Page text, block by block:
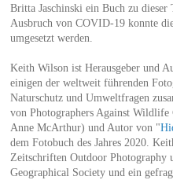
Britta Jaschinski ein Buch zu dieser
Ausbruch von COVID-19 konnte
umgesetzt werden.
Keith Wilson ist Herausgeber und
einigen der weltweit führenden
Naturschutz und Umweltfragen
von Photographers Against
Anne McArthur) und Autor von "
dem Fotobuch des Jahres 2020.
Zeitschriften Outdoor Photography
Geographical Society und ein